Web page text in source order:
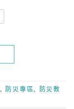
, 防災專區 ,
防災教